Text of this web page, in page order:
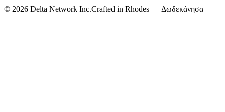
© 2026 Delta Network Inc.Crafted in Rhodes — Δωδεκάνησα